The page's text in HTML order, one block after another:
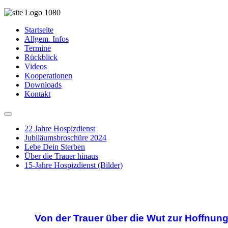
Startseite
Allgem. Infos
Termine
Rückblick
Videos
Kooperationen
Downloads
Kontakt
22 Jahre Hospizdienst
Jubiläumsbroschüre 2024
Lebe Dein Sterben
Über die Trauer hinaus
15-Jahre Hospizdienst (Bilder)
Von der Trauer über die Wut zur Hoffnung